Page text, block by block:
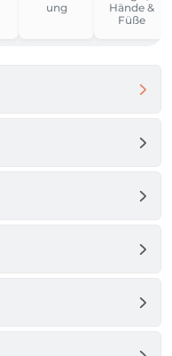
ung
Hände &
Füße